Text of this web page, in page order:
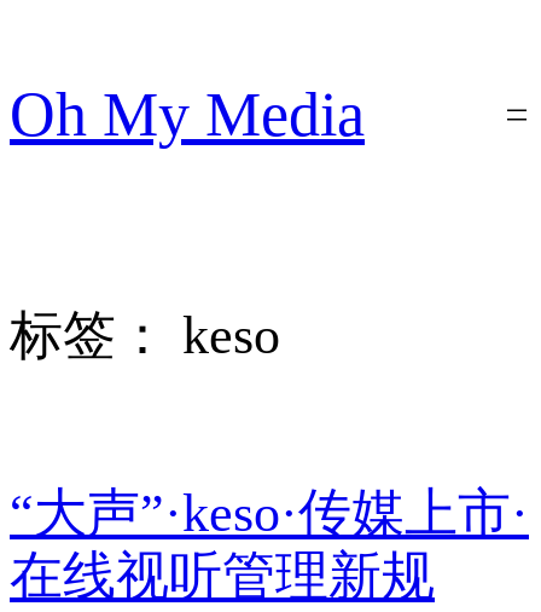
内
容
Oh My Media
标签： keso
“大声”·keso·传媒上市·
在线视听管理新规